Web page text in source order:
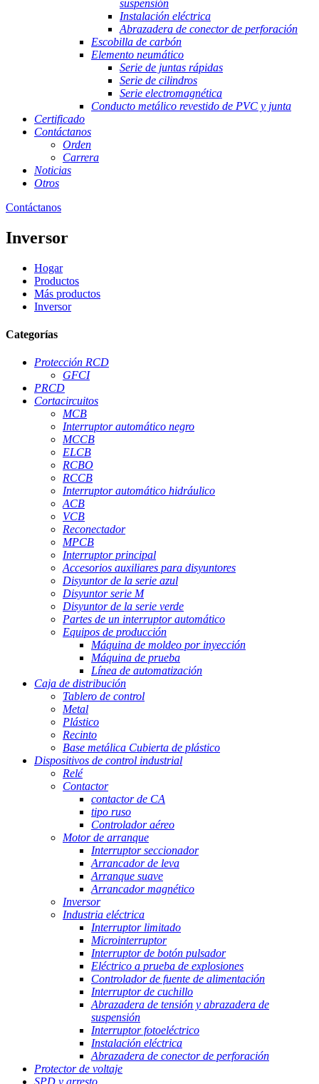
suspensión
Instalación eléctrica
Abrazadera de conector de perforación
Escobilla de carbón
Elemento neumático
Serie de juntas rápidas
Serie de cilindros
Serie electromagnética
Conducto metálico revestido de PVC y junta
Certificado
Contáctanos
Orden
Carrera
Noticias
Otros
Contáctanos
Inversor
Hogar
Productos
Más productos
Inversor
Categorías
Protección RCD
GFCI
PRCD
Cortacircuitos
MCB
Interruptor automático negro
MCCB
ELCB
RCBO
RCCB
Interruptor automático hidráulico
ACB
VCB
Reconectador
MPCB
Interruptor principal
Accesorios auxiliares para disyuntores
Disyuntor de la serie azul
Disyuntor serie M
Disyuntor de la serie verde
Partes de un interruptor automático
Equipos de producción
Máquina de moldeo por inyección
Máquina de prueba
Línea de automatización
Caja de distribución
Tablero de control
Metal
Plástico
Recinto
Base metálica Cubierta de plástico
Dispositivos de control industrial
Relé
Contactor
contactor de CA
tipo ruso
Controlador aéreo
Motor de arranque
Interruptor seccionador
Arrancador de leva
Arranque suave
Arrancador magnético
Inversor
Industria eléctrica
Interruptor limitado
Microinterruptor
Interruptor de botón pulsador
Eléctrico a prueba de explosiones
Controlador de fuente de alimentación
Interruptor de cuchillo
Abrazadera de tensión y abrazadera de
suspensión
Interruptor fotoeléctrico
Instalación eléctrica
Abrazadera de conector de perforación
Protector de voltaje